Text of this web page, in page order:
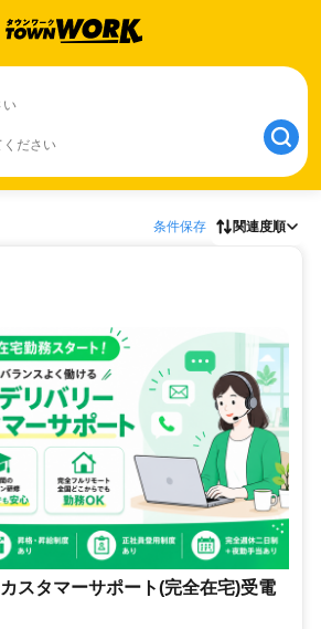
い
ください
条件保存 関連度順
スタマーサポート(完全在宅)受電